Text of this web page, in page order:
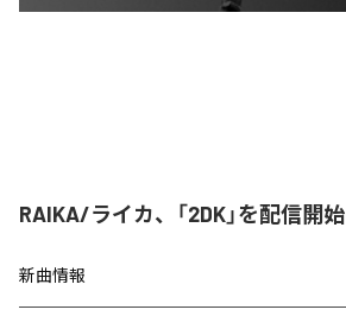
RAIKA/ライカ、「2DK」を配信開始
新曲情報